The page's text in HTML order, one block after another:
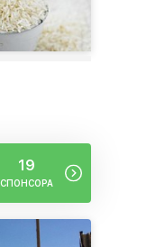
19
СПОНСОРА